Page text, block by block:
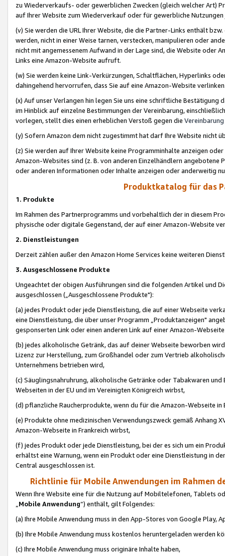
zu Wiederverkaufs- oder gewerblichen Zwecken (gleich welcher Art)
auf Ihrer Website zum Wiederverkauf oder für gewerbliche
(v) Sie werden die URL Ihrer Website, die die Partner-Links enthält
werden, nicht in einer Weise tarnen, verstecken, manipulieren oder
nicht mit angemessenem Aufwand in der Lage sind, die Website oder
Links eine Amazon-Website aufruft.
(w) Sie werden keine Link-Verkürzungen, Schaltflächen, Hyperlinks
dahingehend hervorrufen, dass Sie auf eine Amazon-Website
(x) Auf unser Verlangen hin legen Sie uns eine schriftliche
im Hinblick auf einzelne Bestimmungen der Vereinbarung,
vorlegen, stellt dies einen erheblichen Verstoß gegen die Vereinbarung
(y) Sofern Amazon dem nicht zugestimmt hat darf Ihre Website nicht
(z) Sie werden auf Ihrer Website keine Programminhalte anzeigen
Amazon-Websites sind (z. B. von anderen Einzelhändlern
oder anderen Informationen oder Inhalte anzeigen oder anderweitig
Produktkatalog für das
1. Produkte
Im Rahmen des Partnerprogramms und vorbehaltlich der in diesem
physische oder digitale Gegenstand, der auf einer Amazon-Website
2. Dienstleistungen
Derzeit zählen außer den Amazon Home Services keine weiteren
3. Ausgeschlossene Produkte
Ungeachtet der obigen Ausführungen sind die folgenden Artikel und
ausgeschlossen („Ausgeschlossene Produkte"):
(a) jedes Produkt oder jede Dienstleistung, die auf einer Webseite
eine Dienstleistung, die über unser Programm „Produktanzeigen"
gesponserten Link oder einen anderen Link auf einer Amazon-
(b) jedes alkoholische Getränk, das auf deiner Webseite beworben
Lizenz zur Herstellung, zum Großhandel oder zum Vertrieb
Unternehmens betrieben wird,
(c) Säuglingsnahruhrung, alkoholische Getränke oder Tabakwaren
Webseiten in der EU und im Vereinigten Königreich wirbst,
(d) pflanzliche Raucherprodukte, wenn du für die Amazon-Webseite in
(e) Produkte ohne medizinischen Verwendungszweck gemäß Anhang
Amazon-Webseite in Frankreich wirbst,
(f) jedes Produkt oder jede Dienstleistung, bei der es sich um ein
erhältst eine Warnung, wenn ein Produkt oder eine Dienstleistung in
Central ausgeschlossen ist.
Richtlinie für Mobile Anwendungen im Rahmen
Wenn Ihre Website eine für die Nutzung auf Mobiltelefonen, Tablets
„Mobile Anwendung“) enthält, gilt Folgendes:
(a) Ihre Mobile Anwendung muss in den App-Stores von Google Play,
(b) Ihre Mobile Anwendung muss kostenlos heruntergeladen werden
(c) Ihre Mobile Anwendung muss originäre Inhalte haben,